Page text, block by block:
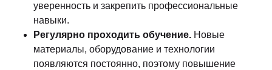
уверенность и закрепить профессиональные
навыки.
Регулярно проходить обучение. Новые
материалы, оборудование и технологии
появляются постоянно, поэтому повышение